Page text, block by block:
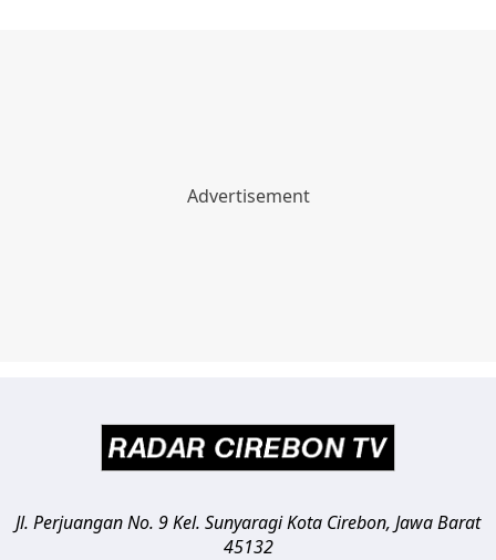
Jl. Perjuangan No. 9 Kel. SunyaragiKota Cirebon, Jawa Barat
45132